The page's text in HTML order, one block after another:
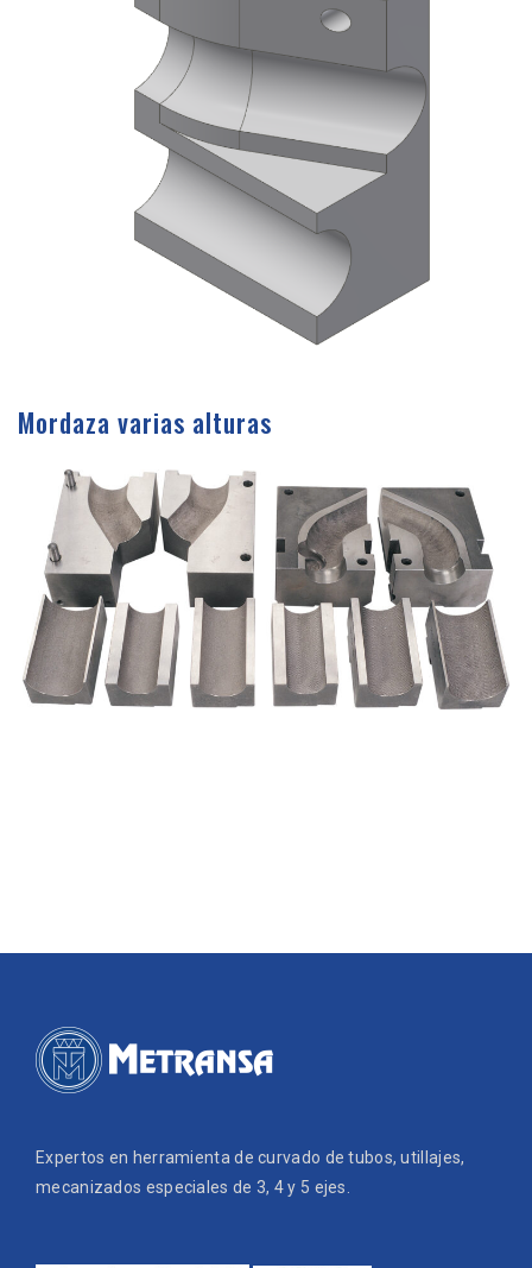
Mordaza varias alturas
Expertos en herramienta de curvado de tubos, utillajes,
mecanizados especiales de 3, 4 y 5 ejes.